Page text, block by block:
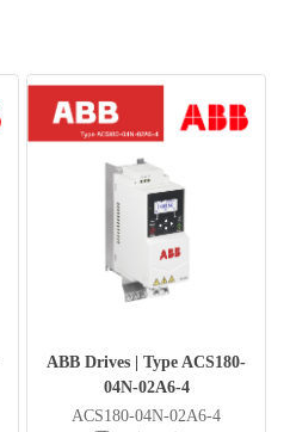
ABB Drives | Type ACS180-
04N-02A6-4
ACS180-04N-02A6-4